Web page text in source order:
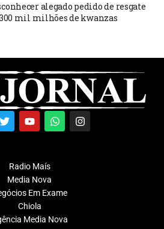
alegado pedido de resgate
mil milhões de kwanzas
Radio Maís
Media Nova
Em Exame
Chiola
Media Nova